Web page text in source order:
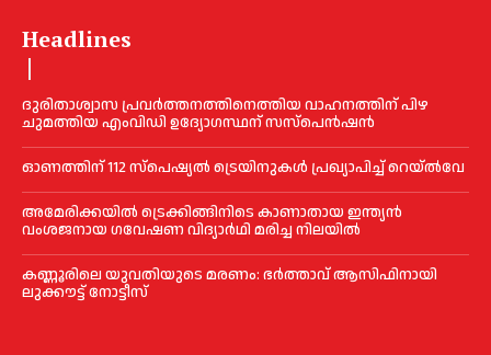
Headlines
ദുരിതാശ്വാസ പ്രവര്‍ത്തനത്തിനെത്തിയ വാഹനത്തിന് പിഴ
ചുമത്തിയ എംവിഡി ഉദ്യോഗസ്ഥന് സസ്പെൻഷൻ
ഓണത്തിന് 112 സ്പെഷ്യല്‍ ട്രെയിനുകള്‍ പ്രഖ്യാപിച്ച്‌ റെയ്ല്‍വേ
അമേരിക്കയില്‍ ട്രെക്കിങ്ങിനിടെ കാണാതായ ഇന്ത്യൻ
വംശജനായ ഗവേഷണ വിദ്യാര്‍ഥി മരിച്ച നിലയില്‍
കണ്ണൂരിലെ യുവതിയുടെ മരണം: ഭര്‍ത്താവ് ആസിഫിനായി
ലുക്കൗട്ട് നോട്ടീസ്